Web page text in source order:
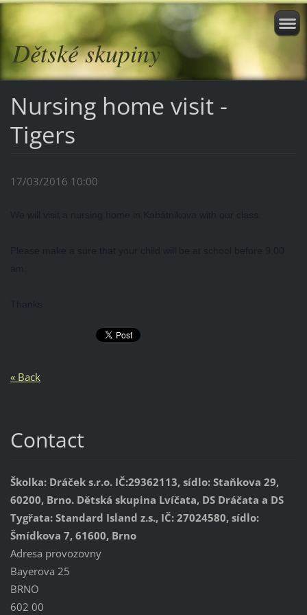
Dětské skupiny
Nursing home visit -
Tigers
17/03/2016 10:00
« Back
Contact
Školka: Dráček s.r.o. IČ:29362113, sídlo: Staňkova 29,
60200, Brno. Dětská skupina Lvíčata, DS Dráčata a DS
Tygřata: Standard Island z.s., IČ: 27024580, sídlo:
Šmídkova 7, 61600, Brno
Adresa provozovny
Bayerova 25
BRNO
602 00